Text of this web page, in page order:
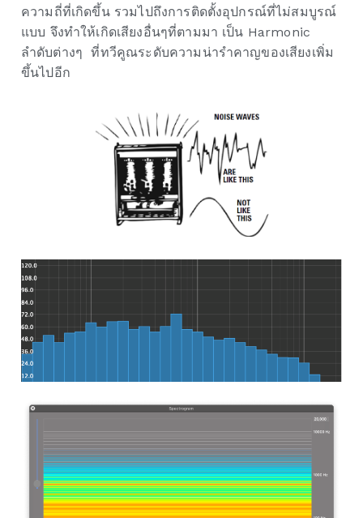
ความถี่ที่เกิดขึ้น รวมไปถึงการติดตั้งอุปกรณ์ที่ไม่สมบูรณ์
แบบ จึงทำให้เกิดเสียงอื่นๆที่ตามมา เป็น Harmonic
ลำดับต่างๆ ที่ทวีคูณระดับความน่ารำคาญของเสียงเพิ่ม
ขึ้นไปอีก